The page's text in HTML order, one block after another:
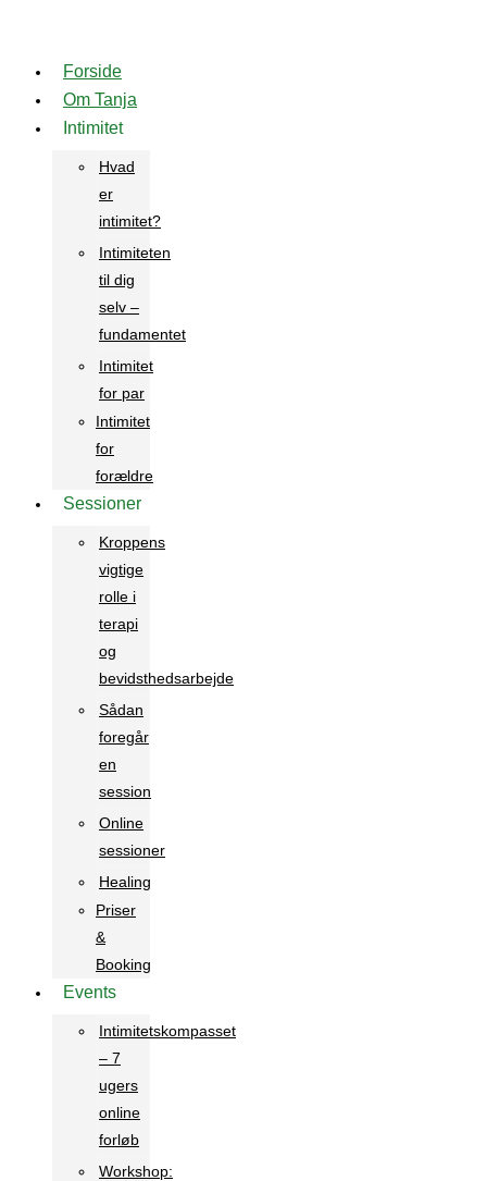
indhold
Forside
Om Tanja
Intimitet
Hvad
er
intimitet?
Intimiteten
til dig
selv –
fundamentet
Intimitet
for par
Intimitet
for
forældre
Sessioner
Kroppens
vigtige
rolle i
terapi
og
bevidsthedsarbejde
Sådan
foregår
en
session
Online
sessioner
Healing
Priser
&
Booking
Events
Intimitetskompasset
– 7
ugers
online
forløb
Workshop: